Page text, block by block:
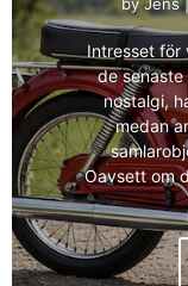
Intresset för
de senaste
nostalgi,
medan
Oavsett om